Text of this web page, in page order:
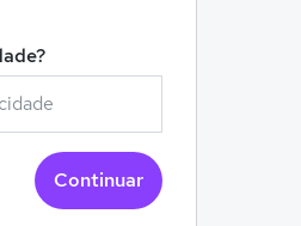
Continuar